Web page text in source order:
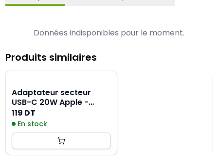
Données indisponibles pour le moment.
Produits similaires
Adaptateur secteur
USB-C 20W Apple -
MHJE3ZM-A
119 DT
En stock